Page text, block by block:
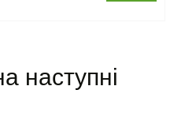
наступні